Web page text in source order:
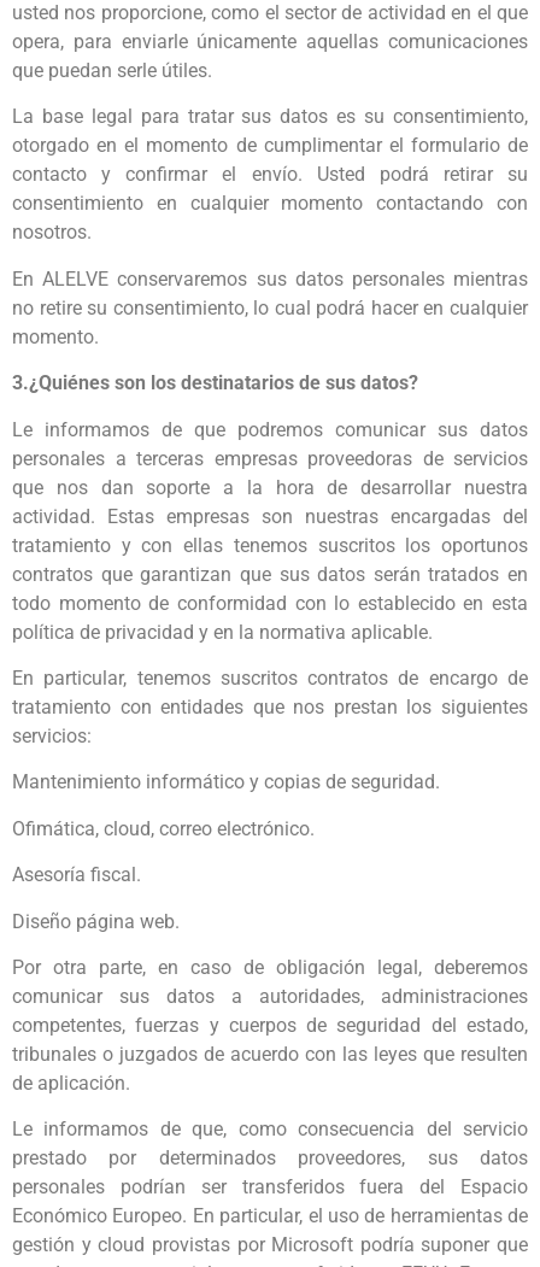
usted nos proporcione, como el sector de actividad en el que
opera, para enviarle únicamente aquellas comunicaciones
que puedan serle útiles.
La base legal para tratar sus datos es su consentimiento,
otorgado en el momento de cumplimentar el formulario de
contacto y confirmar el envío. Usted podrá retirar su
consentimiento en cualquier momento contactando con
nosotros.
En ALELVE conservaremos sus datos personales mientras
no retire su consentimiento, lo cual podrá hacer en cualquier
momento.
3.¿Quiénes son los destinatarios de sus datos?
Le informamos de que podremos comunicar sus datos
personales a terceras empresas proveedoras de servicios
que nos dan soporte a la hora de desarrollar nuestra
actividad. Estas empresas son nuestras encargadas del
tratamiento y con ellas tenemos suscritos los oportunos
contratos que garantizan que sus datos serán tratados en
todo momento de conformidad con lo establecido en esta
política de privacidad y en la normativa aplicable.
En particular, tenemos suscritos contratos de encargo de
tratamiento con entidades que nos prestan los siguientes
servicios:
Mantenimiento informático y copias de seguridad.
Ofimática, cloud, correo electrónico.
Asesoría fiscal.
Diseño página web.
Por otra parte, en caso de obligación legal, deberemos
comunicar sus datos a autoridades, administraciones
competentes, fuerzas y cuerpos de seguridad del estado,
tribunales o juzgados de acuerdo con las leyes que resulten
de aplicación.
Le informamos de que, como consecuencia del servicio
prestado por determinados proveedores, sus datos
personales podrían ser transferidos fuera del Espacio
Económico Europeo. En particular, el uso de herramientas de
gestión y cloud provistas por Microsoft podría suponer que